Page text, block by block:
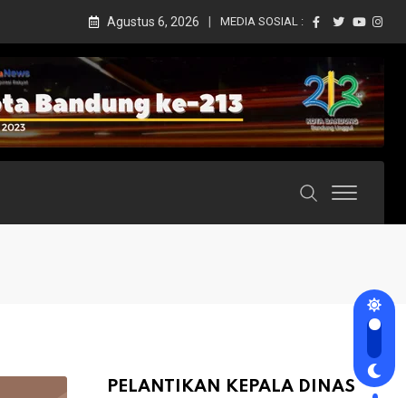
Agustus 6, 2026 MEDIA SOSIAL :
PELANTIKAN KEPALA DINAS